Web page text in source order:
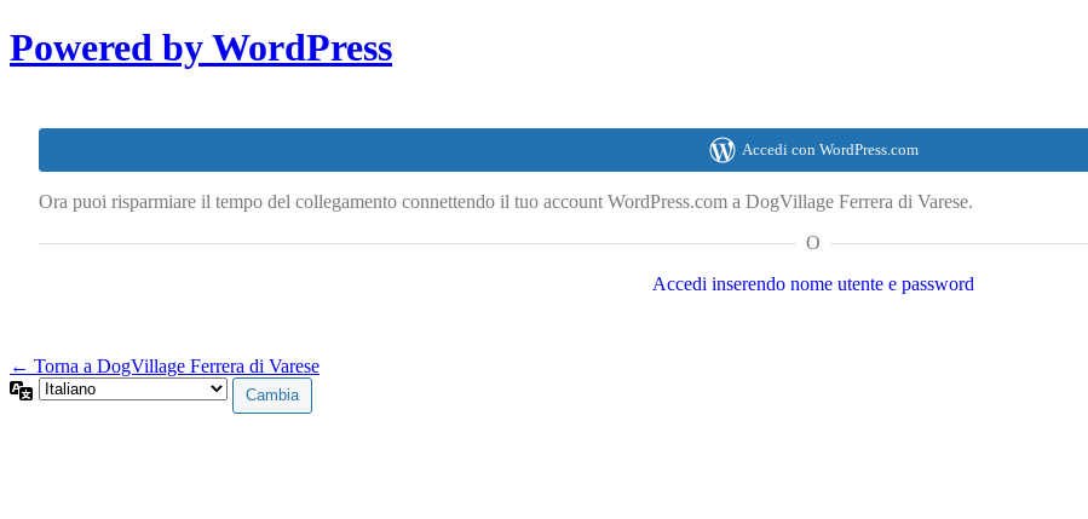
Powered by WordPress
Accedi con WordPress.com
Ora puoi risparmiare il tempo del collegamento connettendo il tuo account WordPress.com a DogVillage Ferrera di Varese.
O
Accedi inserendo nome utente e password
← Torna a DogVillage Ferrera di Varese
Lingua